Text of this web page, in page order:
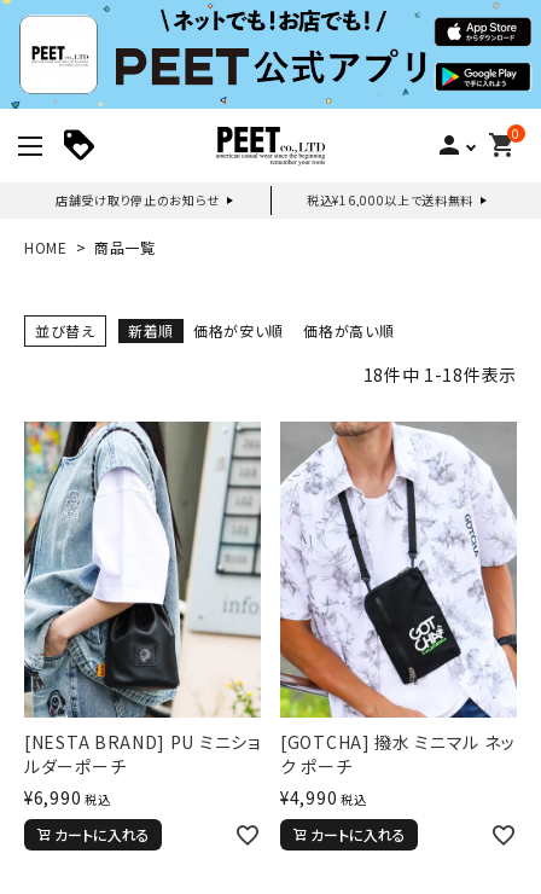
person 0
shopping_cart
店舗受け取り停止のお知らせ 税込¥16,000以上で送料無料
新規会員登録｜ログイン
ご利用ガイド
詳しい条件から探す
新作アイテム
ニュース・特集
HOME 商品一覧
並び替え 新着順 価格が安い順 価格が高い順
18件中 1 -18件表示
[NESTA BRAND] PU ミニショ
ルダーポーチ
¥6,990 税込
カートに入れる
[GOTCHA] 撥水 ミニマル ネッ
ク ポーチ
¥4,990 税込
カートに入れる